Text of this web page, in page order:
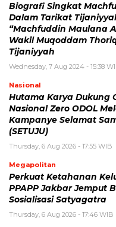
Biografi Singkat
Dalam Tarikat
“Machfuddin Maulana
Wakil Muqoddam
Tijaniyyah
Wednesday, 7 Aug 2024 - 15:38
Nasional
Hutama Karya Dukung
Nasional Zero ODOL
Kampanye Selamat
(SETUJU)
Thursday, 6 Aug 2026 - 17:55 WIB
Megapolitan
Perkuat Ketahanan
PPAPP Jakbar Jemput
Sosialisasi Satyagatra
Thursday, 6 Aug 2026 - 17:46 WIB